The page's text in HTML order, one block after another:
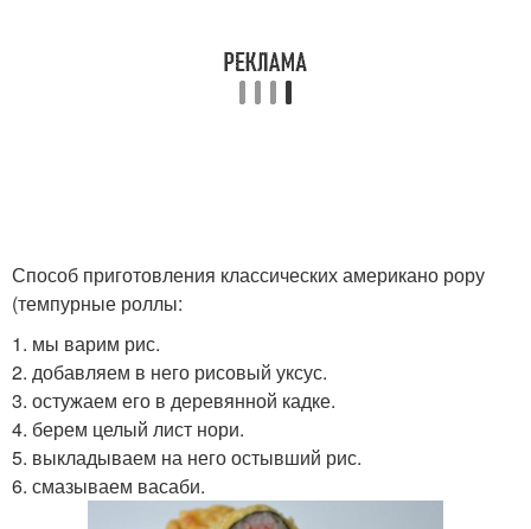
Способ приготовления классических американо рору
(темпурные роллы:
1. мы варим рис.
2. добавляем в него рисовый уксус.
3. остужаем его в деревянной кадке.
4. берем целый лист нори.
5. выкладываем на него остывший рис.
6. смазываем васаби.